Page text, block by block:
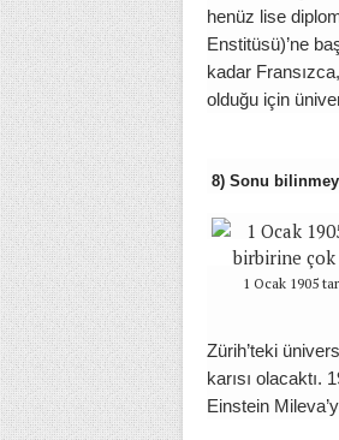
henüz lise
Enstitüsü)’ne
kadar
olduğu için
8) Sonu
1 Ocak 1905
Zürih’teki
karısı olacaktı.
Einstein